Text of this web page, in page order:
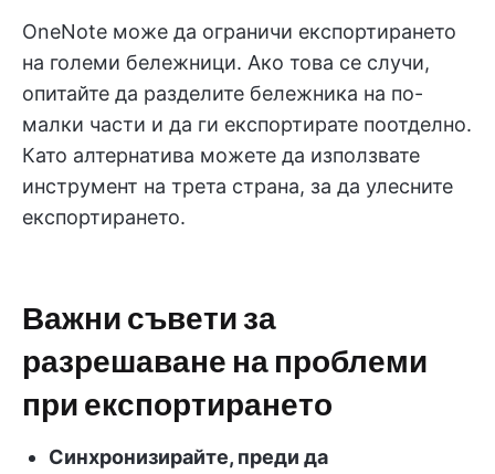
OneNote може да ограничи експортирането
на големи бележници. Ако това се случи,
опитайте да разделите бележника на по-
малки части и да ги експортирате поотделно.
Като алтернатива можете да използвате
инструмент на трета страна, за да улесните
експортирането.
Важни съвети за
разрешаване на проблеми
при експортирането
Синхронизирайте, преди да